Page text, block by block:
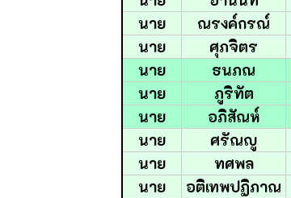
นาย
ณรงค์กรณ์
นาย
ศุภจิตร
นาย
ธนภณ
นาย
ภูริทัต
นาย
อภิสัณห์
นาย
ศรัณญู
นาย
ทศพล
นาย
อติเทพปฏิภาณ